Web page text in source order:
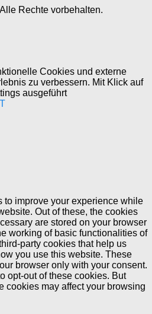
Rechte vorbehalten.
Cookies und externe
zu verbessern. Mit Klick auf
ausgeführt
to improve your experience while
Out of these, the cookies
are stored on your browser
working of basic functionalities of
party cookies that help us
you use this website. These
browser only with your consent.
opt-out of these cookies. But
cookies may affect your browsing